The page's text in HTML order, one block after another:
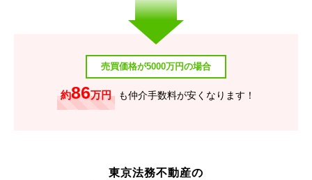
売買価格が5000万円の場合
約86万円 も仲介手数料が安くなります！
東京法務不動産の